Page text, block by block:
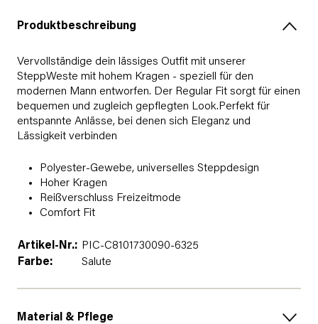
Produktbeschreibung
Vervollständige dein lässiges Outfit mit unserer
SteppWeste mit hohem Kragen - speziell für den
modernen Mann entworfen. Der Regular Fit sorgt für einen
bequemen und zugleich gepflegten Look.Perfekt für
entspannte Anlässe, bei denen sich Eleganz und
Lässigkeit verbinden
Polyester-Gewebe, universelles Steppdesign
Hoher Kragen
Reißverschluss Freizeitmode
Comfort Fit
Artikel-Nr.: PIC-C8101730090-6325
Farbe:
Salute
Material & Pflege